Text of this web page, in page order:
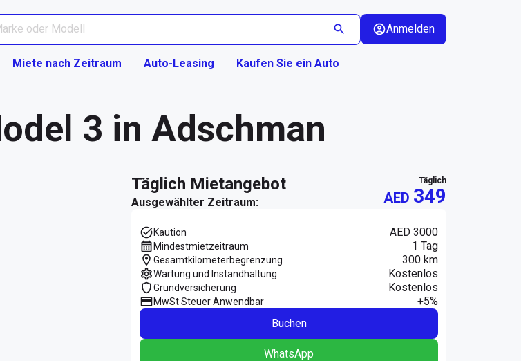
Anmelden
Miete nach Zeitraum Auto-Leasing Kaufen Sie ein Auto
3 in Adschman
täglich Mietangebot
Ausgewählter Zeitraum:
täglich
AED 349
Kaution AED 3000
Mindestmietzeitraum 1 Tag
Gesamtkilometerbegrenzung 300 km
Wartung und Instandhaltung Kostenlos
Grundversicherung Kostenlos
MwSt Steuer Anwendbar
+5%
Buchen
WhatsApp